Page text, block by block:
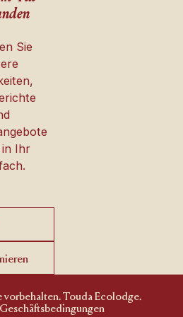
Sie
Ihr
Abonnieren
Touda Ecolodge.